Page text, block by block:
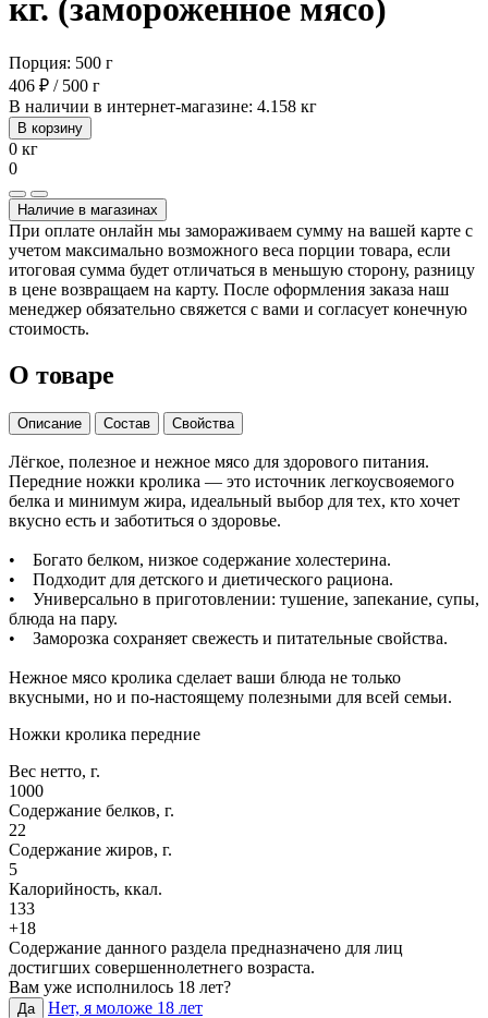
кг. (замороженное мясо)
Порция: 500 г
406 ₽ / 500 г
В наличии в интернет-магазине: 4.158 кг
В корзину
0 кг
0
Наличие в магазинах
При оплате онлайн мы замораживаем сумму на вашей карте с
учетом максимально возможного веса порции товара, если
итоговая сумма будет отличаться в меньшую сторону, разницу
в цене возвращаем на карту. После оформления заказа наш
менеджер обязательно свяжется с вами и согласует конечную
стоимость.
О товаре
Описание Состав Свойства
Лёгкое, полезное и нежное мясо для здорового питания.
Передние ножки кролика — это источник легкоусвояемого
белка и минимум жира, идеальный выбор для тех, кто хочет
вкусно есть и заботиться о здоровье.
• Богато белком, низкое содержание холестерина.
• Подходит для детского и диетического рациона.
• Универсально в приготовлении: тушение, запекание, супы,
блюда на пару.
• Заморозка сохраняет свежесть и питательные свойства.
Нежное мясо кролика сделает ваши блюда не только
вкусными, но и по-настоящему полезными для всей семьи.
Ножки кролика передние
Вес нетто, г.
1000
Содержание белков, г.
22
Содержание жиров, г.
5
Калорийность, ккал.
133
+18
Содержание данного раздела предназначено для лиц
достигших совершеннолетнего возраста.
Вам уже исполнилось 18 лет?
Да
Нет, я моложе 18 лет